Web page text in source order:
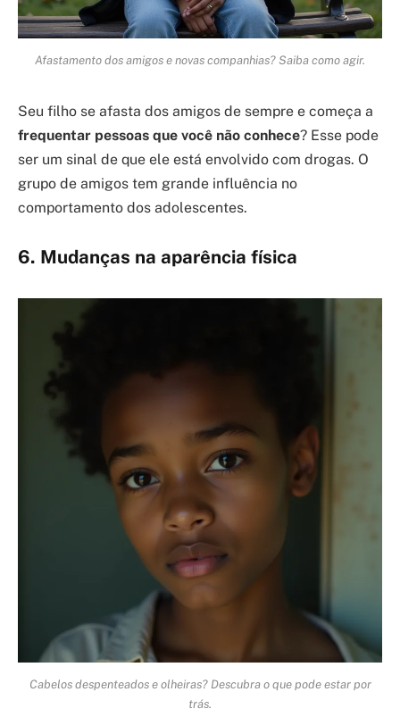
Afastamento dos amigos e novas companhias? Saiba como agir.
Seu filho se afasta dos amigos de sempre e começa a
frequentar pessoas que você não conhece? Esse pode
ser um sinal de que ele está envolvido com drogas. O
grupo de amigos tem grande influência no
comportamento dos adolescentes.
6. Mudanças na aparência física
Cabelos despenteados e olheiras? Descubra o que pode estar por
trás.